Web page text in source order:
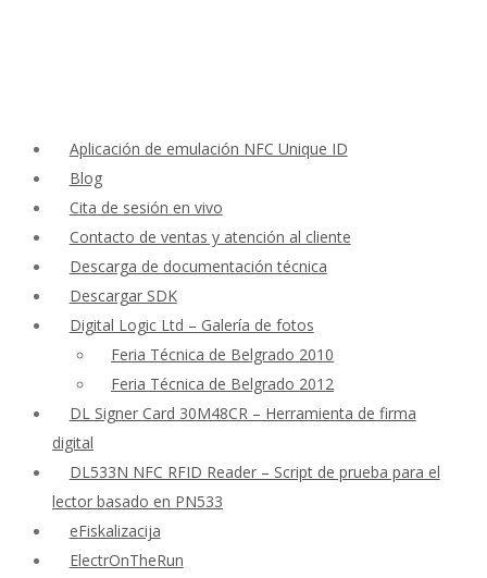
Aplicación de emulación NFC Unique ID
Blog
Cita de sesión en vivo
Contacto de ventas y atención al cliente
Descarga de documentación técnica
Descargar SDK
Digital Logic Ltd – Galería de fotos
Feria Técnica de Belgrado 2010
Feria Técnica de Belgrado 2012
DL Signer Card 30M48CR – Herramienta de firma
digital
DL533N NFC RFID Reader – Script de prueba para el
lector basado en PN533
eFiskalizacija
ElectrOnTheRun